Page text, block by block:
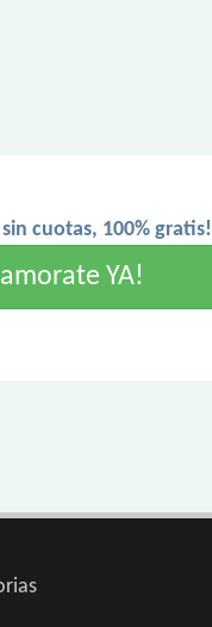
cuotas, 100% gratis!
YA!